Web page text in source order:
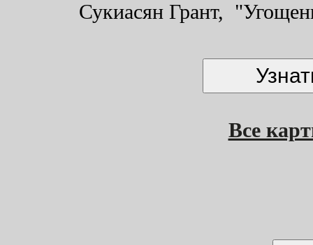
Сукиасян Грант,
Все